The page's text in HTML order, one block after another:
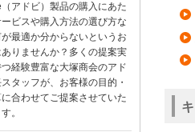
アドビ）製品の購入にあた
ービスや購入方法の選び方な
が最適か分からないというお
りませんか？多くの提案実
経験豊富な大塚商会のアド
スタッフが、お客様の目的・
合わせてご提案させていた
。